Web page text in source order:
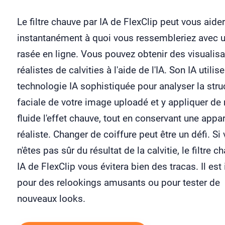
Le filtre chauve par IA de FlexClip peut vous
instantanément à quoi vous ressembleriez avec
rasée en ligne. Vous pouvez obtenir des
réalistes de calvities à l'aide de l'IA. Son IA
technologie IA sophistiquée pour analyser la
faciale de votre image uploadé et y appliquer de
fluide l'effet chauve, tout en conservant une
réaliste. Changer de coiffure peut être un défi. Si
n'êtes pas sûr du résultat de la calvitie, le filtre
IA de FlexClip vous évitera bien des tracas. Il est
pour des relookings amusants ou pour tester de
nouveaux looks.